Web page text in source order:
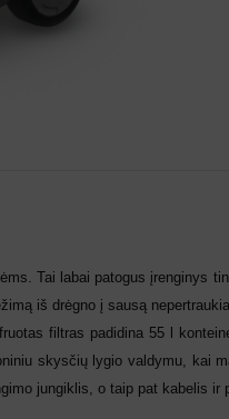
Tai labai patogus įrenginys
iš drėgno į sausą
filtras padidina 55 l
skysčių lygio valdymu,
jungiklis, o taip pat kabelis ir